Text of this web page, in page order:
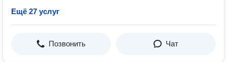
Ещё 27 услуг
Позвонить Чат